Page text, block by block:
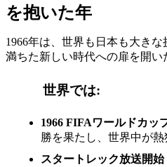
を抱いた年
1966年は、世界も日本も大き
満ちた新しい時代への扉を開い
世界では:
1966 FIFAワールドカッ
勝を果たし、世界中が熱
スタートレック放送開